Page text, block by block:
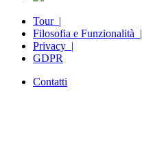
Tour |
Filosofia e Funzionalità |
Privacy |
GDPR
Contatti